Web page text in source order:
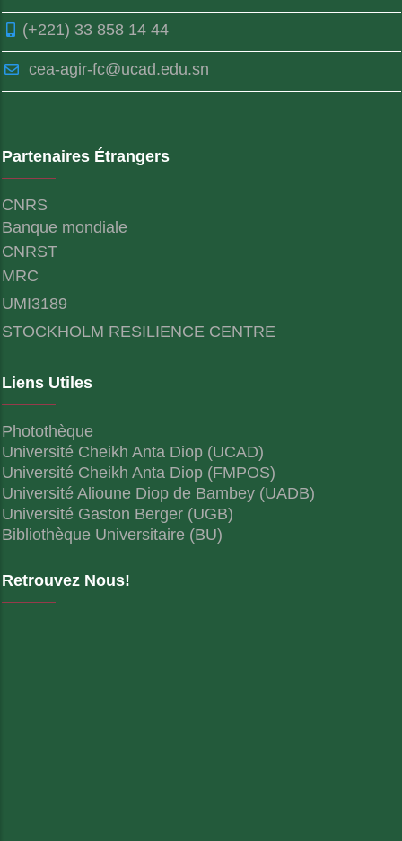
(+221) 33 858 14 44
cea-agir-fc@ucad.edu.sn
Partenaires Étrangers
CNRS
Banque mondiale
CNRST
MRC
UMI3189
STOCKHOLM RESILIENCE CENTRE
Liens Utiles
Photothèque
Université Cheikh Anta Diop (UCAD)
Université Cheikh Anta Diop (FMPOS)
Université Alioune Diop de Bambey (UADB)
Université Gaston Berger (UGB)
Bibliothèque Universitaire (BU)
Retrouvez Nous!